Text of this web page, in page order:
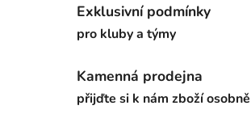
Exklusivní podmínky
pro kluby a týmy
Kamenná prodejna
přijďte si k nám zboží